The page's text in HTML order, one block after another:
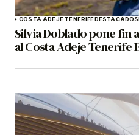
COSTA ADEJE TENERIFEDESTACADOS
Silvia Doblado pone fin
al Costa Adeje Tenerife